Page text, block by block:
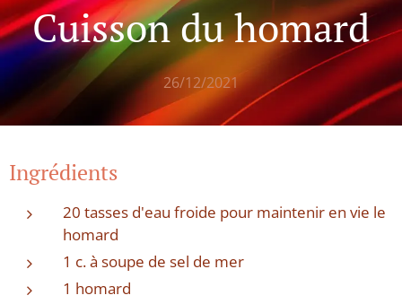
Cuisson du homard
26/12/2021
Ingrédients
20 tasses d'eau froide pour maintenir en vie le
homard
1 c. à soupe de sel de mer
1 homard